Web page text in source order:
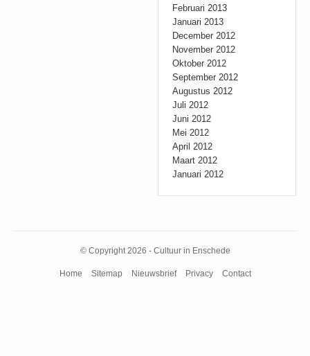
Februari 2013
Januari 2013
December 2012
November 2012
Oktober 2012
September 2012
Augustus 2012
Juli 2012
Juni 2012
Mei 2012
April 2012
Maart 2012
Januari 2012
© Copyright 2026 - Cultuur in Enschede
Home Sitemap Nieuwsbrief Privacy Contact